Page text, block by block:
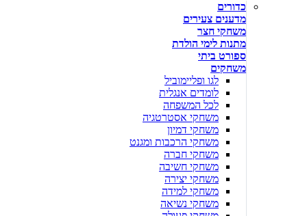
כדורים
מדענים צעירים
משחקי חצר
מתנות לימי הולדת
ספורט ביתי
משחקים
לגו ופליימוביל
לומדים אנגלית
לכל המשפחה
משחקי אסטרטגיה
משחקי דמיון
משחקי הרכבות ומגנט
משחקי חברה
משחקי חשיבה
משחקי יצירה
משחקי למידה
משחקי נשיאה